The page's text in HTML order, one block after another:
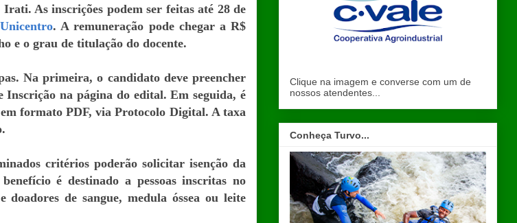
As inscrições podem ser feitas até 28 de
. A remuneração pode chegar a R$
e o grau de titulação do docente.
Na primeira, o candidato deve preencher
Inscrição na página do edital. Em seguida, é
formato PDF, via Protocolo Digital. A taxa
critérios poderão solicitar isenção da
é destinado a pessoas inscritas no
de sangue, medula óssea ou leite
Clique na imagem e converse com um de
nossos atendentes...
Conheça Turvo...